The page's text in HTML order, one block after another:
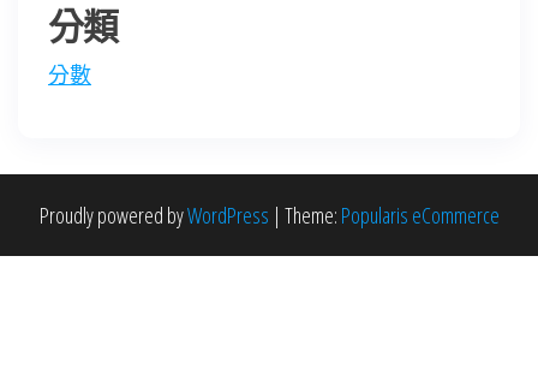
分類
分數
Proudly powered byWordPress | Theme: Popularis eCommerce